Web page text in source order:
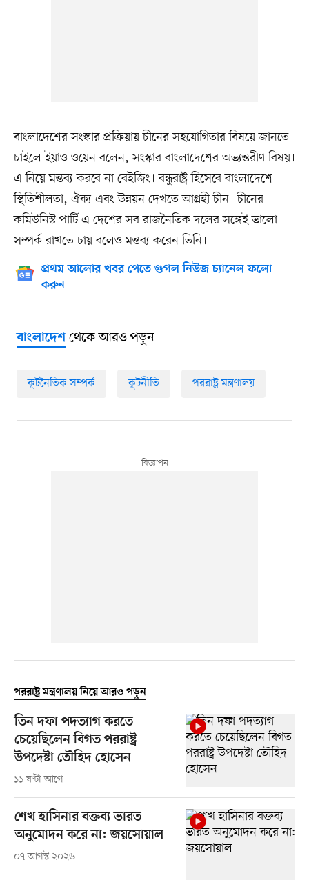
বাংলাদেশের সংস্কার প্রক্রিয়ায় চীনের সহযোগিতার বিষয়ে জানতে
চাইলে ইয়াও ওয়েন বলেন, সংস্কার বাংলাদেশের অভ্যন্তরীণ বিষয়।
এ নিয়ে মন্তব্য করবে না বেইজিং। বন্ধুরাষ্ট্র হিসেবে বাংলাদেশে
স্থিতিশীলতা, ঐক্য এবং উন্নয়ন দেখতে আগ্রহী চীন। চীনের
কমিউনিস্ট পার্টি এ দেশের সব রাজনৈতিক দলের সঙ্গেই ভালো
সম্পর্ক রাখতে চায় বলেও মন্তব্য করেন তিনি।
প্রথম আলোর খবর পেতে গুগল নিউজ চ্যানেল ফলো
করুন
বাংলাদেশথেকে আরও পড়ুন
কূটনৈতিক সম্পর্ক কূটনীতি পররাষ্ট্র মন্ত্রণালয়
পররাষ্ট্র মন্ত্রণালয় নিয়ে আরও পড়ুন
তিন দফা পদত্যাগ করতে
চেয়েছিলেন বিগত পররাষ্ট্র
উপদেষ্টা তৌহিদ হোসেন
১১ ঘণ্টা আগে
শেখ হাসিনার বক্তব্য ভারত
অনুমোদন করে না: জয়সোয়াল
০৭ আগস্ট ২০২৬